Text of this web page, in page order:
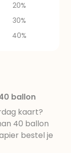
20%
30%
40%
ballon
kaart?
40 ballon
bestel je